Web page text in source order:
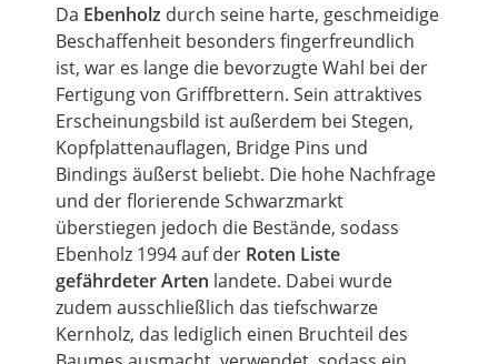
Da Ebenholz durch seine harte, geschmeidige
Beschaffenheit besonders fingerfreundlich
ist, war es lange die bevorzugte Wahl bei der
Fertigung von Griffbrettern. Sein attraktives
Erscheinungsbild ist außerdem bei Stegen,
Kopfplattenauflagen, Bridge Pins und
Bindings äußerst beliebt. Die hohe Nachfrage
und der florierende Schwarzmarkt
überstiegen jedoch die Bestände, sodass
Ebenholz 1994 auf der Roten Liste
gefährdeter Arten landete. Dabei wurde
zudem ausschließlich das tiefschwarze
Kernholz, das lediglich einen Bruchteil des